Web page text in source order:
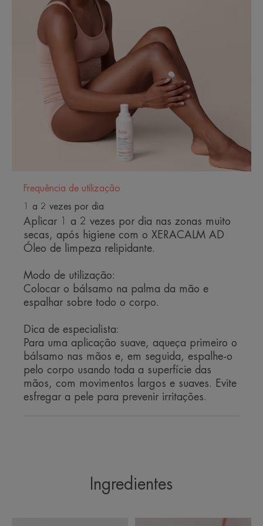
Sem perfume, não comedogénico e embalado em
condições estéreis, o Bálsamo XERACALM AD
garante a máxima eficácia, segurança e
tolerância, mesmo na pele mais sensível ou
fragilizada por tratamentos oncológicos ou
dermatológicos.
ALGUMAS PALAVRAS DO NOSSO
O Bálsamo XERACALM AD
de acalmar eficazmente a pele,
ajudando simultaneamente a
prevenir e a espaçar os episódios
de secura intensa.
Benefícios
• CALMANTE: Efeito imediato e duradouro.**
• REPOSIÇÃO LIPÍDICA: Com um novo complexo
Frequência de utilização
1 a 2 vezes por dia
Aplicar 1 a 2 vezes por dia nas zonas muito
secas, após higiene com o XERACALM AD
Óleo de limpeza relipidante.
Modo de utilização:
Colocar o bálsamo na palma da mão e
espalhar sobre todo o corpo.
Dica de especialista:
Para uma aplicação suave, aqueça primeiro o
bálsamo nas mãos e, em seguida, espalhe-o
pelo corpo usando toda a superfície das
mãos, com movimentos largos e suaves. Evite
esfregar a pele para prevenir irritações.
Ingredientes